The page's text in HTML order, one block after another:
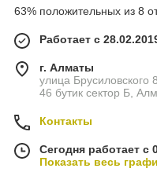
63% положительных из 8
Работает с
г. Алматы
улица Брусиловского
46 бутик сектор Б,
Контакты
Сегодня работает с
Показать весь